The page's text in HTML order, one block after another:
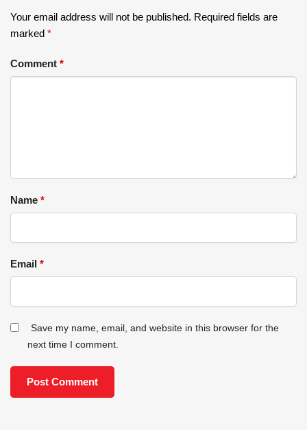
Your email address will not be published. Required fields are
marked *
Comment *
Name *
Email *
Save my name, email, and website in this browser for the
next time I comment.